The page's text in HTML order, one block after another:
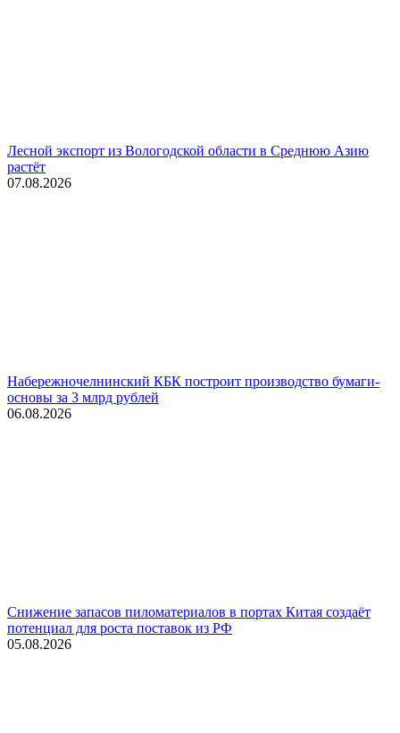
Лесной экспорт из Вологодской области в Среднюю Азию
растёт
07.08.2026
Набережночелнинский КБК построит производство бумаги-
основы за 3 млрд рублей
06.08.2026
Снижение запасов пиломатериалов в портах Китая создаёт
потенциал для роста поставок из РФ
05.08.2026